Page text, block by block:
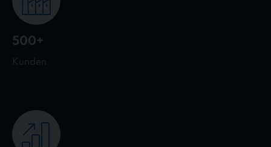
500+
Kunden